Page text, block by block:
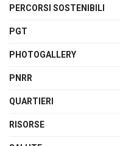
PERCORSI SOSTENIBILI
PGT
PHOTOGALLERY
PNRR
QUARTIERI
RISORSE